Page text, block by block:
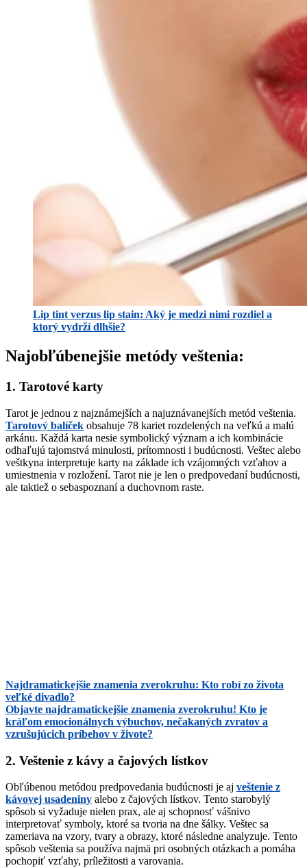
Lip tint verzus lip stain: Aký je medzi nimi rozdiel a
ktorý vydrží dlhšie?
Najobľúbenejšie metódy veštenia:
1. Tarotové karty
Tarot je jednou z najznámejších a najuznávanejších metód veštenia.
Tarotový balíček obsahuje 78 kariet rozdelených na veľkú a malú
arkánu. Každá karta nesie symbolický význam a ich kombinácie
odhaľujú tajomstvá minulosti, prítomnosti i budúcnosti. Veštec alebo
veštkyna interpretuje karty na základe ich vzájomných vzťahov a
umiestnenia v rozložení. Tarot nie je len o predpovedaní budúcnosti,
ale taktiež o sebaspoznaní a duchovnom raste.
Najdramatickejšie znamenia zverokruhu: Kto robí zo života
veľké divadlo?
Objavte najdramatickejšie znamenia zverokruhu! Kto je
kráľom emocionálnych výbuchov, nečakaných zvratov a
vzrušujúcich príbehov v živote?
2. Veštenie z kávy a čajových lístkov
Obľúbenou metódou predpovedania budúcnosti je aj veštenie z
kávovej usadeniny alebo z čajových lístkov. Tento starobylý
spôsob si vyžaduje nielen prax, ale aj schopnosť vášnivo
interpretovať symboly, ktoré sa tvoria na dne šálky. Veštec sa
zameriava na vzory, tvary a obrazy, ktoré následne analyzuje. Tento
spôsob veštenia sa používa najmä pri osobných otázkach a pomáha
pochopiť vzťahy, príležitosti a varovania.